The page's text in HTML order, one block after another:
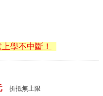
學不中斷！
折抵無上限